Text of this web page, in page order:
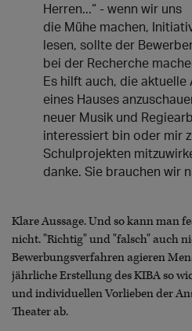
Herren...“ - wenn wir uns
die Mühe machen,
lesen, sollte der
bei der Recherche
Es hilft auch, die aktuelle
eines Hauses
neuer Musik und
interessiert bin oder mir
Schulprojekten
danke. Sie brauchen wir
Klare Aussage. Und so kann man
nicht. "Richtig" und "falsch" auch
Bewerbungsverfahren agieren
jährliche Erstellung des KIBA so
und individuellen Vorlieben der
Theater ab.